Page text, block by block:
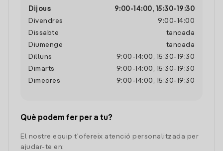
Dijous 9:00- 14:00, 15:30- 19:30
Divendres
9:00- 14:00
Dissabte
tancada
Diumenge
tancada
Dilluns
9:00 - 14:00 , 15:30- 19:30
Dimarts
9:00 - 14:00 , 15:30- 19:30
Dimecres
9:00 - 14:00 , 15:30- 19:30
Què podem fer per a tu?
El nostre equip t'ofereix atenció personalitzada per
ajudar-te en: